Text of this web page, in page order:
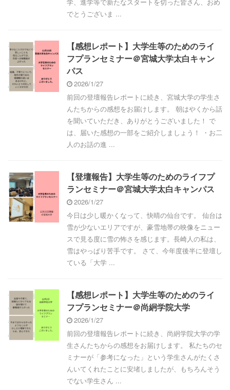
学、進学等で新たなスタートを切った皆さん、おめ
でとうございま ...
【感想レポート】大学生等のためのライ
フプランセミナー＠宮城大学太白キャン
パス
2026/1/27
前回の登壇報告レポートに続き、宮城大学の学生さ
んたちからの感想をお届けします。 朝はやくから話
を聞いていただき、ありがとうございました！ で
は、届いた感想の一部をご紹介しましょう！ ・お二
人のお話の進 ...
【登壇報告】大学生等のためのライフプ
ランセミナー＠宮城大学太白キャンパス
2026/1/27
今日は少し暖かくなって、快晴の仙台です。 仙台は
雪が少ないエリアですが、豪雪地帯の映像をニュー
スで見る度に雪の怖さを感じます。長崎人の私は、
雪はやっぱり苦手です。 さて、今年度後半に登壇し
ている「大学 ...
【感想レポート】大学生等のためのライ
フプランセミナー＠尚絅学院大学
2026/1/27
前回の登壇報告レポートに続き、尚絅学院大学の学
生さんたちからの感想をお届けします。 私たちのセ
ミナーが「参考になった」という学生さんがたくさ
んいてくれたことに安堵しましたが、もちろんそう
でない学生さん ...